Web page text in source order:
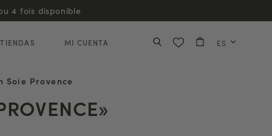
TIENDAS MI CUENTA ES
Soie Provence